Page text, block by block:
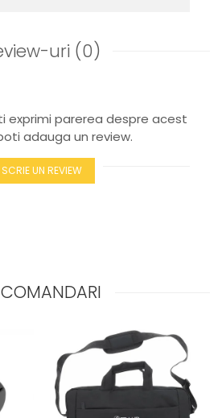
uri (0)
exprimi parerea despre acest
adauga un review.
SCRIE UN REVIEW